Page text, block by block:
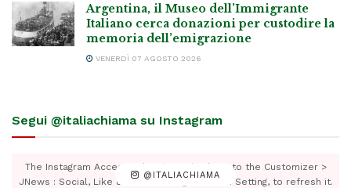
Argentina, il Museo dell’Immigrante
Italiano cerca donazioni per custodire la
memoria dell’emigrazione
VENERDÌ 07 AGOSTO 2026
Segui @italiachiama su Instagram
@ITALIACHIAMA
The Instagram Access Token is expired, Go to the Customizer >
JNews : Social, Like & View > Instagram Feed Setting, to refresh it.